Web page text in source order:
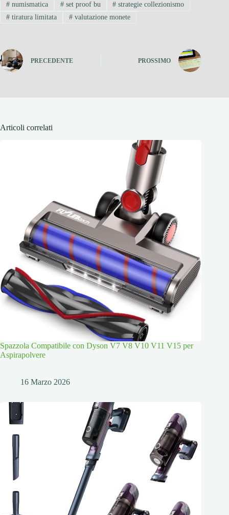
#numismatica #set proof bu # strategie collezionismo
#tiratura limitata #valutazione monete
PRECEDENTE PROSSIMO
Articoli correlati
Spazzola Compatibile con Dyson V7 V8 V10 V11 V15 per
Aspirapolvere
16 Marzo 2026